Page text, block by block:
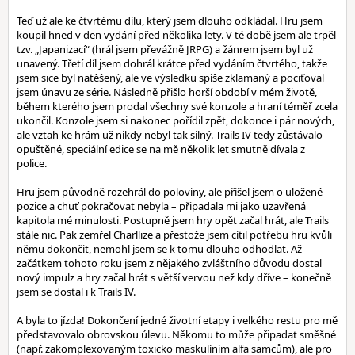
Teď už ale ke čtvrtému dílu, který jsem dlouho odkládal. Hru jsem
koupil hned v den vydání před několika lety. V té době jsem ale trpěl
tzv. „Japanizací“ (hrál jsem převážně JRPG) a žánrem jsem byl už
unavený. Třetí díl jsem dohrál krátce před vydáním čtvrtého, takže
jsem sice byl natěšený, ale ve výsledku spíše zklamaný a pociťoval
jsem únavu ze série. Následně přišlo horší období v mém životě,
během kterého jsem prodal všechny své konzole a hraní téměř zcela
ukončil. Konzole jsem si nakonec pořídil zpět, dokonce i pár nových,
ale vztah ke hrám už nikdy nebyl tak silný. Trails IV tedy zůstávalo
opuštěné, speciální edice se na mě několik let smutně dívala z
police.
Hru jsem původně rozehrál do poloviny, ale přišel jsem o uložené
pozice a chuť pokračovat nebyla – připadala mi jako uzavřená
kapitola mé minulosti. Postupně jsem hry opět začal hrát, ale Trails
stále nic. Pak zemřel Charllize a přestože jsem cítil potřebu hru kvůli
němu dokončit, nemohl jsem se k tomu dlouho odhodlat. Až
začátkem tohoto roku jsem z nějakého zvláštního důvodu dostal
nový impulz a hry začal hrát s větší vervou než kdy dříve – konečně
jsem se dostal i k Trails IV.
A byla to jízda! Dokončení jedné životní etapy i velkého restu pro mě
představovalo obrovskou úlevu. Někomu to může připadat směšné
(např. zakomplexovaným toxicko maskulíním alfa samcům), ale pro